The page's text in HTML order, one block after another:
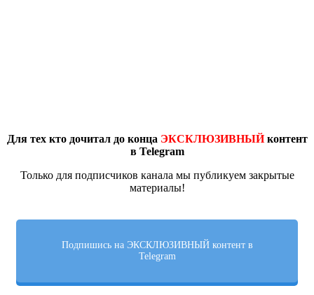
Для тех кто дочитал до конца ЭКСКЛЮЗИВНЫЙконтент
в Telegram
Только для подписчиков канала мы публикуем закрытые
материалы!
Подпишись на ЭКСКЛЮЗИВНЫЙ контент в
Telegram